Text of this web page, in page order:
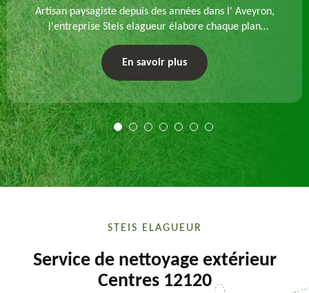
Artisan paysagiste depuis des années dans l' Aveyron,
l'entreprise Steis elagueur élabore chaque plan
d'aménagement paysager et exécute les travaux
afférents. Devis gratuit et sur mesure.
En savoir plus
STEIS ELAGUEUR
Service de nettoyage extérieur
Centres 12120